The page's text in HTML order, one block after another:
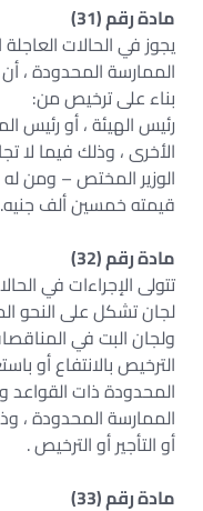
مادة رقم (31)
يجوز في الحالات العاجلة
الممارسة المحدودة ، أن
بناء على ترخيص من:
رئيس الهيئة ، أو
الأخرى ، وذلك فيما لا
الوزير المختص – ومن
قيمته خمسين ألف جنيه.
مادة رقم (32)
تتولى الإجراءات في
لجان تشكل على النحو
ولجان البت في
الترخيص بالانتفاع أو
المحدودة ذات القواعد
الممارسة المحدودة ،
أو التأجير أو الترخيص .
مادة رقم (33)